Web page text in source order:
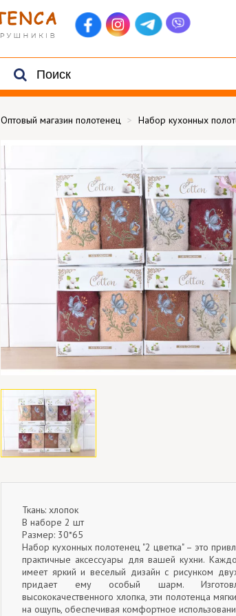
Оптовый магазин полотенец Набор кухонных
Ткань: хлопок
В наборе 2 шт
Размер: 30*65
Набор кухонных полотенец "2 цветка" – это
практичные аксессуары для вашей кухни.
имеет яркий и веселый дизайн с рисунком
придает ему особый шарм.
высококачественного хлопка, эти полотенца
на ощупь, обеспечивая комфортное